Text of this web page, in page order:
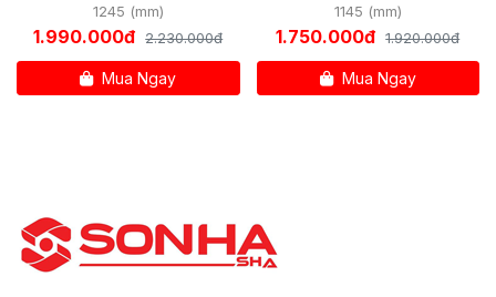
1245 (mm)
1.990.000đ 2.230.000đ
Mua Ngay
1145 (mm)
1.750.000đ 1.920.000đ
Mua Ngay